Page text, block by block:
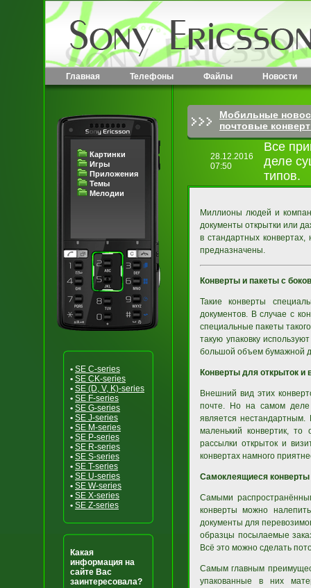
Главная Телефоны Файлы Новости
Картинки
Игры
Приложения
Темы
Мелодии
• SE C-series
• SE CK-series
• SE (D, V, K)-series
• SE F-series
• SE G-series
• SE J-series
• SE M-series
• SE P-series
• SE R-series
• SE S-series
• SE T-series
• SE U-series
• SE W-series
• SE X-series
• SE Z-series
Какая
информация на
сайте Вас
заинтересовала?
Мобильные
почтовые
28.12.2016
07:50
Все
деле
типов.
Миллионы людей и
документы открытки или
в стандартных
предназначены.
Конверты и пакеты с
Такие конверты
документов. В случае с
специальные пакеты
такую упаковку
большой объем бумажной
Конверты для открыток и
Внешний вид этих
почте. Но на самом деле
является нестандартным.
маленький конвертик,
рассылки открыток и
конвертах намного
Самоклеящиеся
Самыми
конверты можно
документы для
образцы посылаемые
Всё это можно сделать
Самым главным
упакованные в них